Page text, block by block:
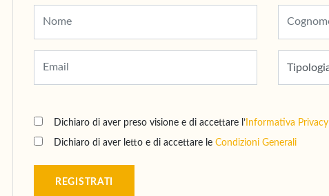
Dichiaro di aver preso visione e di accettare l’ Informativa Privacy
Dichiaro di aver letto e di accettare le Condizioni Generali
REGISTRATI